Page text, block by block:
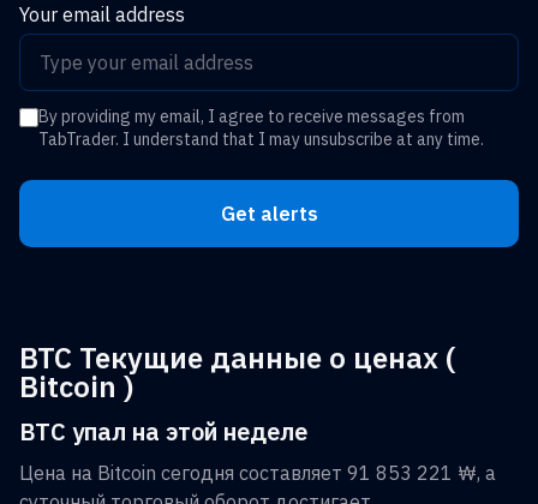
Your email address
By providing my email, I agree to receive messages from
TabTrader. I understand that I may unsubscribe at any time.
Get alerts
BTC Текущие данные о ценах (
Bitcoin )
BTC упал на этой неделе
Цена на Bitcoin сегодня составляет 91 853 221 ₩, а